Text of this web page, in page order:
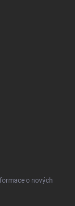
o nových